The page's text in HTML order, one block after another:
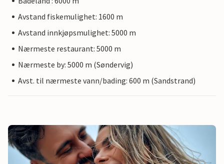
Avstand fiskemulighet: 1600 m
Avstand innkjøpsmulighet: 5000 m
Nærmeste restaurant: 5000 m
Nærmeste by: 5000 m (Søndervig)
Avst. til nærmeste vann/bading: 600 m (Sandstrand)